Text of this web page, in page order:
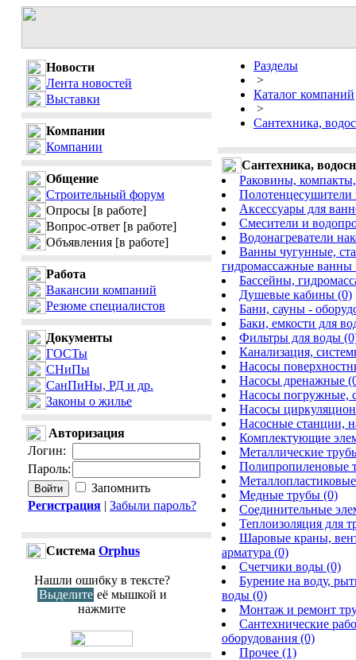
Новости
Лента новостей
Выставки
Компании
Компании
Общение
Строительный форум
Опросы [в работе]
Вопрос-ответ [в работе]
Объявления [в работе]
Работа
Вакансии компаний
Резюме специалистов
Документы
ГОСТы
СНиПы
СанПиНы, РД и др.
Законы о жилье
Авторизация
Логин:
Пароль:
Запомнить
Регистрация | Забыли пароль?
Cистема Orphus
Нашли ошибку в тексте?
Выделите её мышкой и
нажмите
Разделы
>
Каталог компаний
>
Сантехника,
Сантехника,
Раковины,
Аксессуары для
Смесители и
Водонагреватели
Ванны чугунные,
гидромассажные ванны
Бассейны,
Душевые кабины (0)
Бани, сауны -
Баки, емкости для
Фильтры для воды
Канализация,
Насосы
Насосы дренажные
Насосы погружные,
Насосы
Насосные станции,
Комплектующие
Металлические
Полипропиленовые
Медные трубы (0)
Соединительные
Теплоизоляция для
Шаровые краны,
арматура (0)
Счетчики воды (0)
Бурение на воду,
воды (0)
Монтаж и ремонт
Сантехнические
оборудования (0)
Прочее (1)